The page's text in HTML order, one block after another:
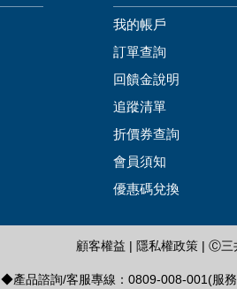
我的帳戶
訂單查詢
回饋金說明
追蹤清單
折價券查詢
會員須知
優惠碼兌換
顧客權益 | 隱私權政策 | Ⓒ三
◆產品諮詢/客服專線：0809-008-001(服